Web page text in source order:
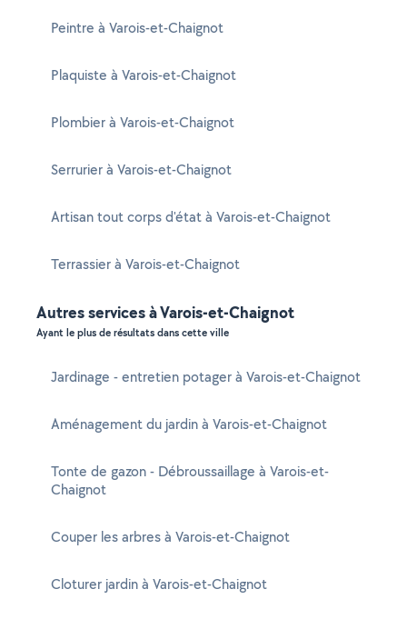
Peintre à Varois-et-Chaignot
Plaquiste à Varois-et-Chaignot
Plombier à Varois-et-Chaignot
Serrurier à Varois-et-Chaignot
Artisan tout corps d'état à Varois-et-Chaignot
Terrassier à Varois-et-Chaignot
Autres services à Varois-et-Chaignot
Ayant le plus de résultats dans cette ville
Jardinage - entretien potager à Varois-et-Chaignot
Aménagement du jardin à Varois-et-Chaignot
Tonte de gazon - Débroussaillage à Varois-et-
Chaignot
Couper les arbres à Varois-et-Chaignot
Cloturer jardin à Varois-et-Chaignot